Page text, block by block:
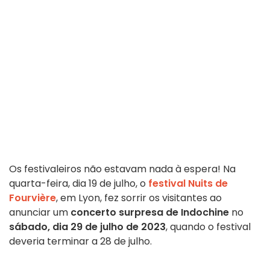
Os festivaleiros não estavam nada à espera! Na
quarta-feira, dia 19 de julho, o festival Nuits de
Fourvière, em Lyon, fez sorrir os visitantes ao
anunciar um concerto surpresa de Indochine no
sábado, dia 29 de julho de 2023, quando o festival
deveria terminar a 28 de julho.